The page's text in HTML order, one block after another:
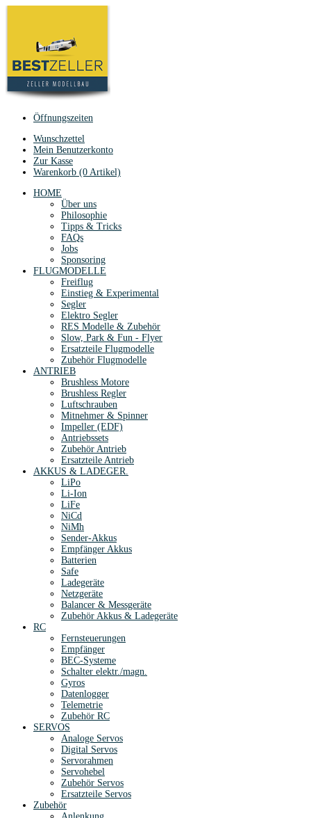
Öffnungszeiten
Wunschzettel
Mein Benutzerkonto
Zur Kasse
Warenkorb (0 Artikel)
HOME
Über uns
Philosophie
Tipps & Tricks
FAQs
Jobs
Sponsoring
FLUGMODELLE
Freiflug
Einstieg & Experimental
Segler
Elektro Segler
RES Modelle & Zubehör
Slow, Park & Fun - Flyer
Ersatzteile Flugmodelle
Zubehör Flugmodelle
ANTRIEB
Brushless Motore
Brushless Regler
Luftschrauben
Mitnehmer & Spinner
Impeller (EDF)
Antriebssets
Zubehör Antrieb
Ersatzteile Antrieb
AKKUS & LADEGER.
LiPo
Li-Ion
LiFe
NiCd
NiMh
Sender-Akkus
Empfänger Akkus
Batterien
Safe
Ladegeräte
Netzgeräte
Balancer & Messgeräte
Zubehör Akkus & Ladegeräte
RC
Fernsteuerungen
Empfänger
BEC-Systeme
Schalter elektr./magn.
Gyros
Datenlogger
Telemetrie
Zubehör RC
SERVOS
Analoge Servos
Digital Servos
Servorahmen
Servohebel
Zubehör Servos
Ersatzteile Servos
Zubehör